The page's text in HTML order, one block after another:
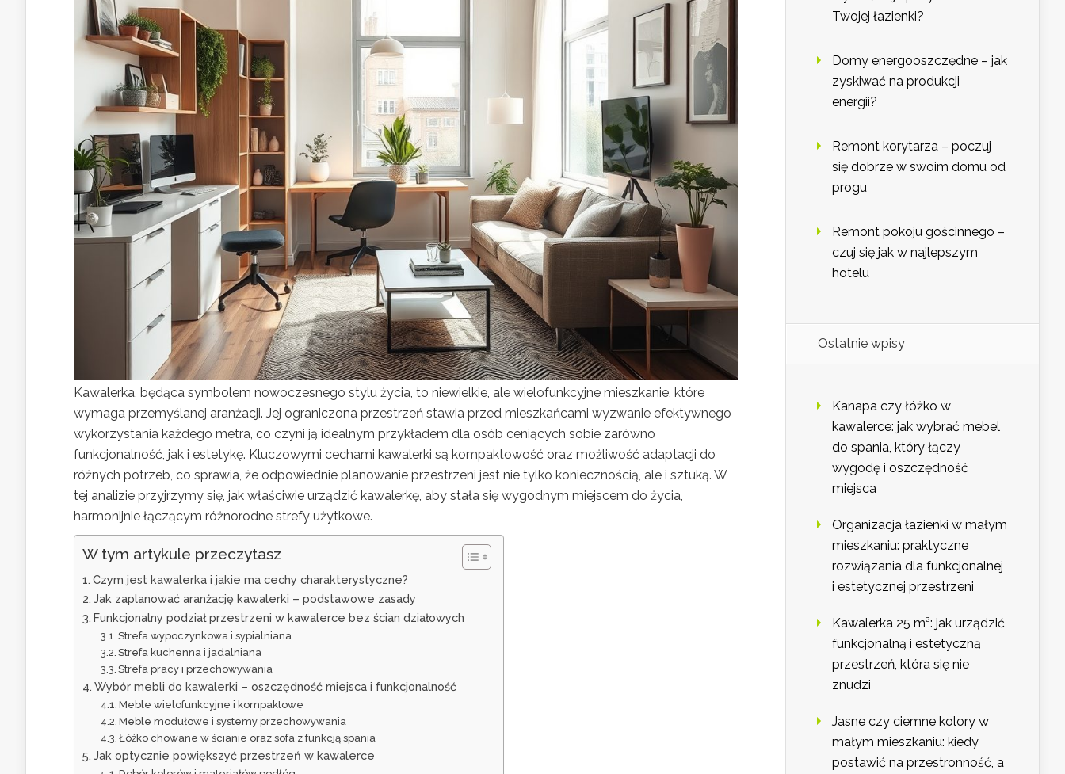
Kawalerka, będąca symbolem nowoczesnego stylu życia, to niewielkie, ale wielofunkcyjne mieszkanie, które
wymaga przemyślanej aranżacji. Jej ograniczona przestrzeń stawia przed mieszkańcami wyzwanie efektywnego
wykorzystania każdego metra, co czyni ją idealnym przykładem dla osób ceniących sobie zarówno
funkcjonalność, jak i estetykę. Kluczowymi cechami kawalerki są kompaktowość oraz możliwość adaptacji do
różnych potrzeb, co sprawia, że odpowiednie planowanie przestrzeni jest nie tylko koniecznością, ale i sztuką. W
tej analizie przyjrzymy się, jak właściwie urządzić kawalerkę, aby stała się wygodnym miejscem do życia,
harmonijnie łączącym różnorodne strefy użytkowe.
W tym artykule przeczytasz
Czym jest kawalerka i jakie ma cechy charakterystyczne?
Jak zaplanować aranżację kawalerki – podstawowe zasady
Funkcjonalny podział przestrzeni w kawalerce bez ścian działowych
Strefa wypoczynkowa i sypialniana
Strefa kuchenna i jadalniana
Strefa pracy i przechowywania
Wybór mebli do kawalerki – oszczędność miejsca i funkcjonalność
Meble wielofunkcyjne i kompaktowe
Meble modułowe i systemy przechowywania
Łóżko chowane w ścianie oraz sofa z funkcją spania
Jak optycznie powiększyć przestrzeń w kawalerce
Twojej łazienki?
Domy energooszczędne – jak
zyskiwać na produkcji
energii?
Remont korytarza – poczuj
się dobrze w swoim domu od
progu
Remont pokoju gościnnego –
czuj się jak w najlepszym
hotelu
Ostatnie wpisy
Kanapa czy łóżko w
kawalerce: jak wybrać mebel
do spania, który łączy
wygodę i oszczędność
miejsca
Organizacja łazienki w małym
mieszkaniu: praktyczne
rozwiązania dla funkcjonalnej
i estetycznej przestrzeni
Kawalerka 25 m²: jak urządzić
funkcjonalną i estetyczną
przestrzeń, która się nie
znudzi
Jasne czy ciemne kolory w
małym mieszkaniu: kiedy
postawić na przestronność, a